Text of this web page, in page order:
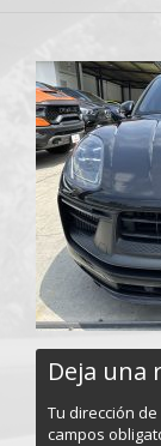
Deja una
Tu dirección
campos